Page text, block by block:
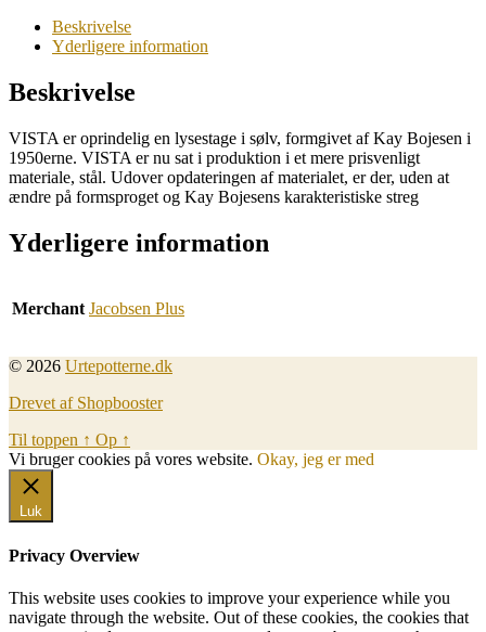
Beskrivelse
Yderligere information
Beskrivelse
VISTA er oprindelig en lysestage i sølv, formgivet af Kay Bojesen i
1950erne. VISTA er nu sat i produktion i et mere prisvenligt
materiale, stål. Udover opdateringen af materialet, er der, uden at
ændre på formsproget og Kay Bojesens karakteristiske streg
Yderligere information
Merchant Jacobsen Plus
© 2026 Urtepotterne.dk
Drevet af Shopbooster
Til toppen ↑ Op ↑
Vi bruger cookies på vores website. Okay, jeg er med
Luk
Privacy Overview
This website uses cookies to improve your experience while you
navigate through the website. Out of these cookies, the cookies that